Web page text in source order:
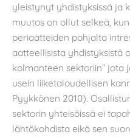
yleistynyt yhdistyksissä ja
muutos on ollut selkeä,
periaatteiden pohjalta
aatteellisista yhdistyksistä
kolmanteen sektoriin” jota
usein liiketaloudellisen
Pyykkönen 2010).
sektorin yhteisöissä ei
lähtökohdista eikä sen